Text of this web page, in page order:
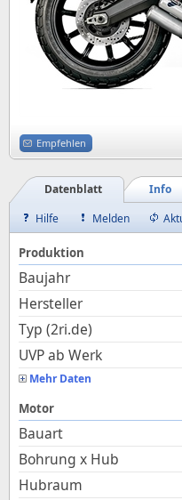
Empfehlen
Info
Datenblatt
Hilfe
Melden
Produktion
Baujahr
Hersteller
Typ (2ri.de)
UVP ab Werk
Mehr Daten
Motor
Bauart
Bohrung x Hub
Hubraum